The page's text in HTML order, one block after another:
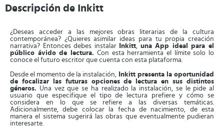
Descripción de Inkitt
¿Deseas acceder a las mejores obras literarias de la cultura
contemporánea? ¿Quieres asimilar ideas para tu propia creación
narrativa? Entonces debes instalar
Inkitt, una App ideal para el
público ávido de lectura. Con esta herramienta el límite solo lo
conoce el futuro escritor que cuenta con esta plataforma.
Desde el momento de la instalación, Inkitt presenta la oportunidad
de focalizar las futuras opciones de lectura en sus distintos
géneros. Una vez que se ha realizado la instalación, se le pide al
usuario que especifique el tipo de lectura prefiere y cómo se
considera en lo que se refiere a las diversas temáticas.
Adicionalmente, debe colocar la fecha de nacimiento, de esta
manera el sistema sugerirá las obras que eventualmente pudieran
interesarte.